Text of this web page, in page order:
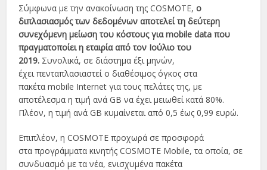
Σύμφωνα με την ανακοίνωση της COSMOTE,ο
διπλασιασμός των δεδομένων αποτελεί τη δεύτερη
συνεχόμενη μείωση του κόστους για mobile data που
πραγματοποίει η εταιρία από τον Ιούλιο του
2019. Συνολικά, σε διάστημα έξι μηνών,
έχει πενταπλασιαστεί ο διαθέσιμος όγκος στα
πακέτα mobile Internet για τους πελάτες της, με
αποτέλεσμα η τιμή ανά GB να έχει μειωθεί κατά 80%.
Πλέον, η τιμή ανά GB κυμαίνεται από 0,5 έως 0,99 ευρώ.
Επιπλέον, η COSMOTE προχωρά σε προσφορά
στα προγράμματα κινητής COSMOTE Mobile, τα οποία, σε
συνδυασμό με τα νέα, ενισχυμένα πακέτα